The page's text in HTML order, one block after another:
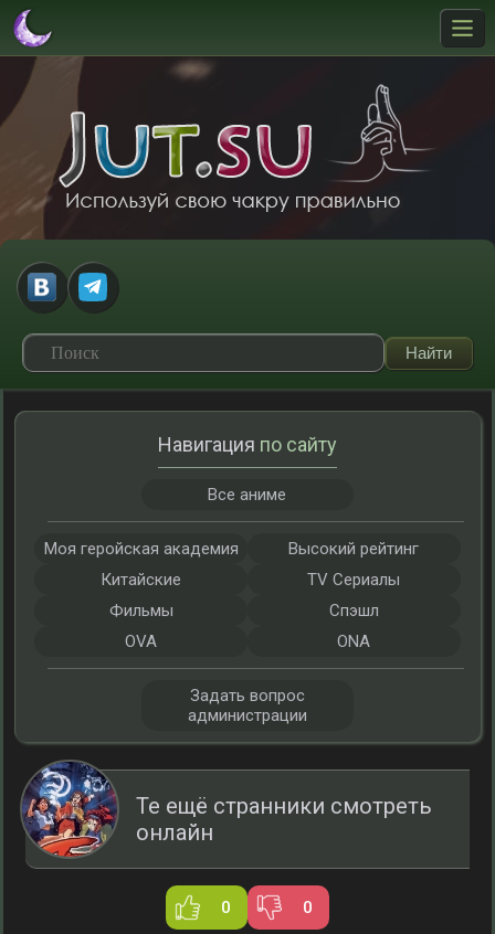
Те ещё странники смотреть
онлайн
0 0
Навигация по сайту
Все аниме
Моя геройская академия
Высокий рейтинг
Китайские
TV Сериалы
Фильмы
Спэшл
OVA
ONA
Задать вопрос
администрации